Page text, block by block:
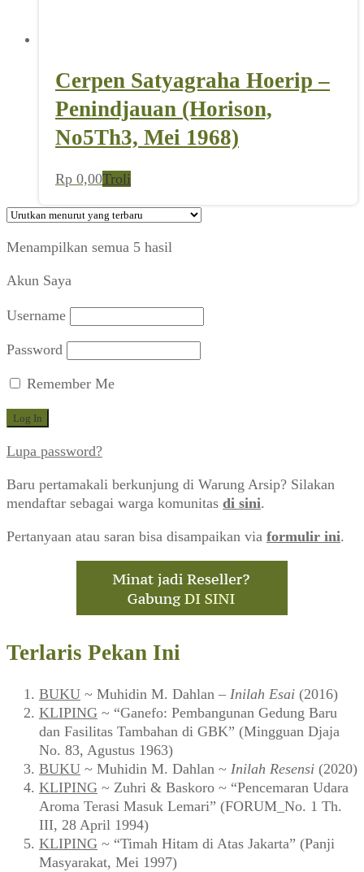
Cerpen Satyagraha Hoerip –
Penindjauan (Horison,
No5Th3, Mei 1968)
Rp 0,00Troli
Menampilkan semua 5 hasil
Akun Saya
Username
Password
Remember Me
Lupa password?
Baru pertamakali berkunjung di Warung Arsip? Silakan
mendaftar sebagai warga komunitas di sini.
Pertanyaan atau saran bisa disampaikan via formulir ini.
Terlaris Pekan Ini
BUKU ~ Muhidin M. Dahlan – Inilah Esai (2016)
KLIPING ~ “Ganefo: Pembangunan Gedung Baru
dan Fasilitas Tambahan di GBK” (Mingguan Djaja
No. 83, Agustus 1963)
BUKU ~ Muhidin M. Dahlan ~ Inilah Resensi (2020)
KLIPING ~ Zuhri & Baskoro ~ “Pencemaran Udara
Aroma Terasi Masuk Lemari” (FORUM_No. 1 Th.
III, 28 April 1994)
KLIPING ~ “Timah Hitam di Atas Jakarta” (Panji
Masyarakat, Mei 1997)